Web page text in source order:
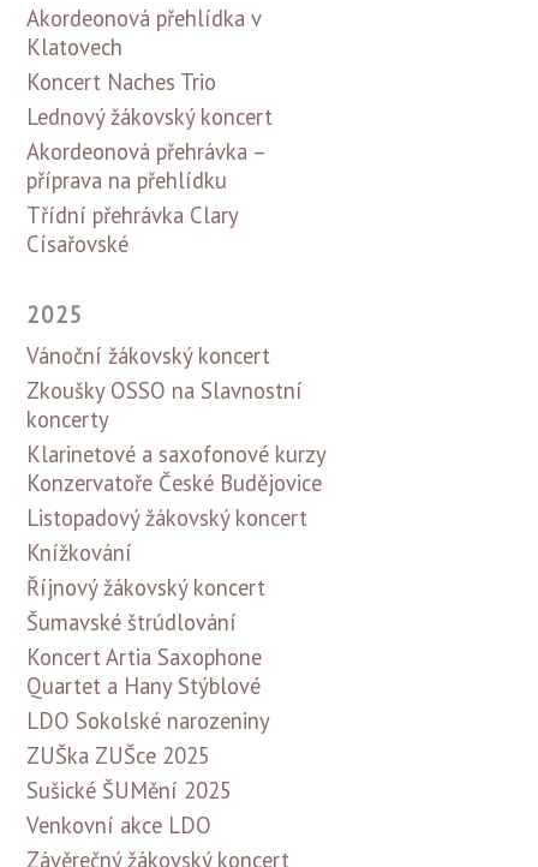
Akordeonová přehlídka v
Klatovech
Koncert Naches Trio
Lednový žákovský koncert
Akordeonová přehrávka –
příprava na přehlídku
Třídní přehrávka Clary
Císařovské
2025
Vánoční žákovský koncert
Zkoušky OSSO na Slavnostní
koncerty
Klarinetové a saxofonové kurzy
Konzervatoře České Budějovice
Listopadový žákovský koncert
Knížkování
Říjnový žákovský koncert
Šumavské štrúdlování
Koncert Artia Saxophone
Quartet a Hany Stýblové
LDO Sokolské narozeniny
ZUŠka ZUŠce 2025
Sušické ŠUMění 2025
Venkovní akce LDO
Závěrečný žákovský koncert